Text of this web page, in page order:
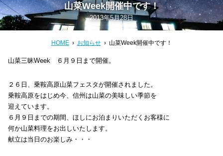
山菜Week開催中です！
2013年5月28日
HOME お知らせ 山菜Week開催中です！
山菜三昧Week ６月９日まで開催。
２６日、乗鞍高原山菜フェスタが開催されました。
乗鞍高原をはじめ今、信州は山菜の美味しい季節を
迎えています。
６月９日までの期間、ほしにお泊まりいただくお客様に
何か山菜料理をお出しいたします。
献立は当日のお楽しみ・・・